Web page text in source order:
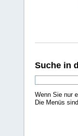
Suche in
Wenn Sie nur
Die Menüs